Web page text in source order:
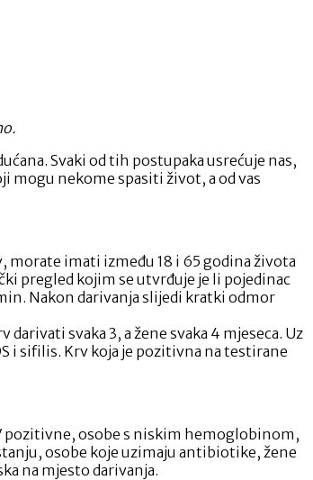
Svaki od tih postupaka usrećuje nas,
mogu nekome spasiti život, a od vas
imati između 18 i 65 godina života
pregled kojim se utvrđuje je li pojedinac
Nakon darivanja slijedi kratki odmor
svaka 3, a žene svaka 4 mjeseca. Uz
i sifilis. Krv koja je pozitivna na testirane
pozitivne, osobe s niskim hemoglobinom,
osobe koje uzimaju antibiotike, žene
na mjesto darivanja.